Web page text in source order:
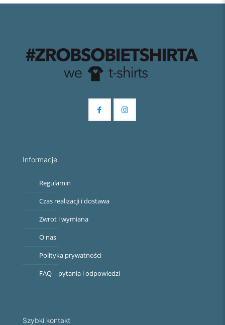
Informacje
Regulamin
Czas realizacji i dostawa
Zwrot i wymiana
O nas
Polityka prywatności
FAQ – pytania i odpowiedzi
Szybki kontakt